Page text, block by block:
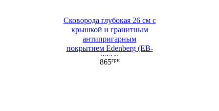
Сковорода глубокая 26 см с
крышкой и гранитным
антипригарным
покрытием Edenberg (EB-
3324)
865грн